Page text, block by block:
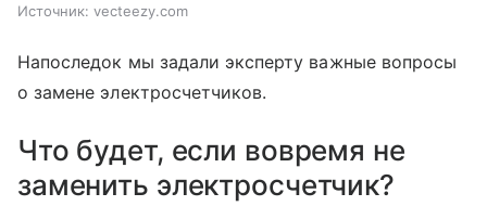
Источник: vecteezy.com
Напоследок мы задали эксперту важные вопросы
о замене электросчетчиков.
Что будет, если вовремя не
заменить электросчетчик?